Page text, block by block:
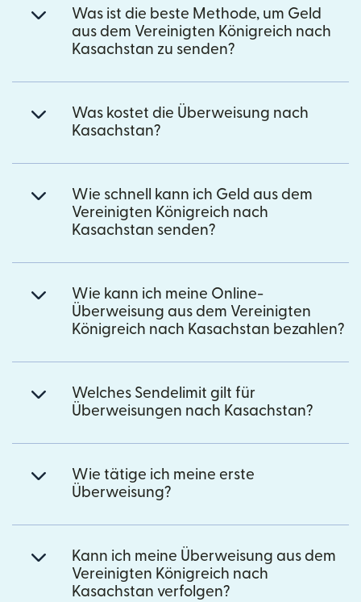
Was ist die beste Methode, um Geld
aus dem Vereinigten Königreich nach
Kasachstan zu senden?
Was kostet die Überweisung nach
Kasachstan?
Wie schnell kann ich Geld aus dem
Vereinigten Königreich nach
Kasachstan senden?
Wie kann ich meine Online-
Überweisung aus dem Vereinigten
Königreich nach Kasachstan bezahlen?
Welches Sendelimit gilt für
Überweisungen nach Kasachstan?
Wie tätige ich meine erste
Überweisung?
Kann ich meine Überweisung aus dem
Vereinigten Königreich nach
Kasachstan verfolgen?